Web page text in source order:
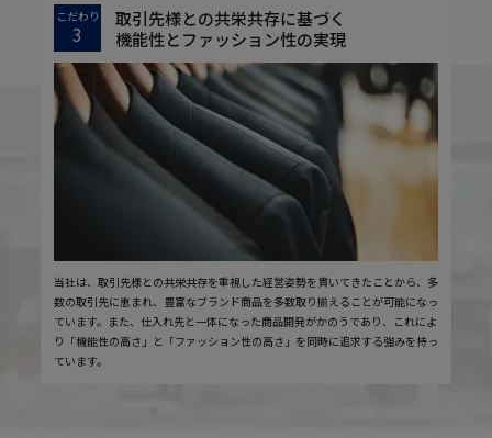
こだわり
3
取引先様との共栄共存に基づく
機能性とファッション性の実現
当社は、取引先様との共栄共存を重視した経営姿勢を貫いてきたことから、多
数の取引先に恵まれ、豊富なブランド商品を多数取り揃えることが可能になっ
ています。また、仕入れ先と一体になった商品開発がかのうであり、これによ
り「機能性の高さ」と「ファッション性の高さ」を同時に追求する強みを持っ
ています。